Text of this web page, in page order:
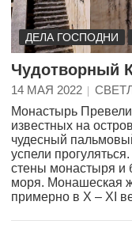
ДЕЛА ГОСПОДНИ
Чудотворный
14 МАЯ 2022
Монастырь
известных на
чудесный
успели
стены монастыря и
моря. Монашеская
примерно в X – XI